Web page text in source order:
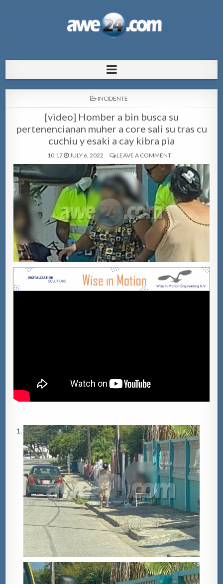
pa Aruba
POSTED
INCIDENTE
[video] Homber a bin busca su
pertenencianan muher a core sali su tras cu
cuchiu y esaki a cay kibra pia
10:17 JULY 6, 2022 LEAVE A COMMENT